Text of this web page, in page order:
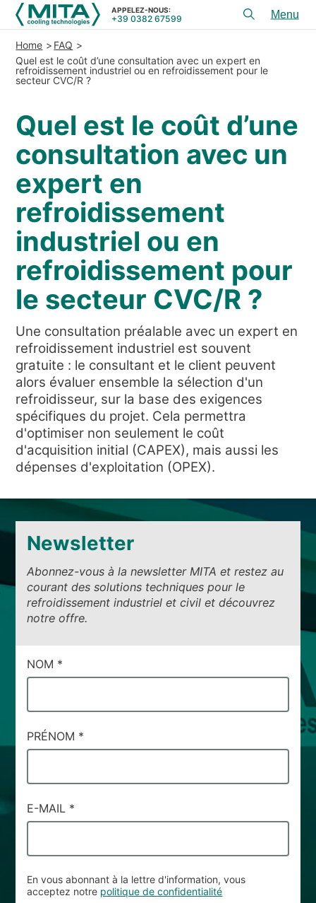
REFERENCES
QUI SOMMES-NOUS
DÉVELOPPEMENT DURABLE
ARTICLES TECHNIQUES
AIRE RÉSERVÉE
FR EN IT DE PL
APPELEZ-NOUS:
+39 0382 67599
menu
PRODUITS
APPLICATIONS
CONSEIL ET SERVICES
SERVICE
CONTACTS
APPELEZ-NOUS: +39 0382 67599
Home
FAQ
Quel est le coût d’une consultation avec un expert en
refroidissement industriel ou en refroidissement pour le
secteur CVC/R ?
Quel est le coût d’une
consultation avec un
expert en
refroidissement
industriel ou en
refroidissement pour
le secteur CVC/R ?
Une consultation préalable avec un expert en
refroidissement industriel est souvent
gratuite : le consultant et le client peuvent
alors évaluer ensemble la sélection d'un
refroidisseur, sur la base des exigences
spécifiques du projet. Cela permettra
d'optimiser non seulement le coût
d'acquisition initial (CAPEX), mais aussi les
dépenses d'exploitation (OPEX).
Newsletter
Abonnez-vous à la newsletter MITA et restez au
courant des solutions techniques pour le
refroidissement industriel et civil et découvrez
notre offre.
CAMPI
DI
#47
NOM *
PRÉNOM *
E-MAIL *
En vous abonnant à la lettre d'information, vous
acceptez notre politique de confidentialité